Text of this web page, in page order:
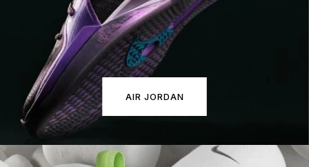
AIR JORDAN